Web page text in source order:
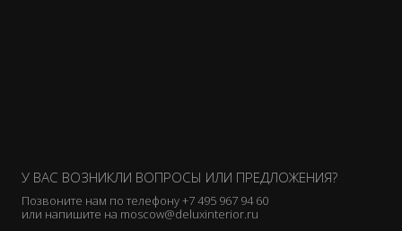
У ВАС ВОЗНИКЛИ ВОПРОСЫ ИЛИ ПРЕДЛОЖЕНИЯ?
Позвоните нам по телефону+7 495 967 94 60
или напишите на moscow@deluxinterior.ru